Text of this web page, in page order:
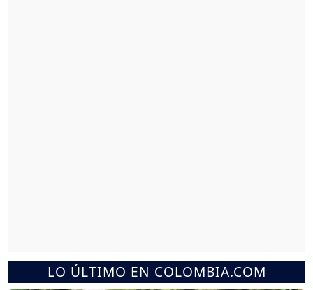
LO ÚLTIMO EN COLOMBIA.COM